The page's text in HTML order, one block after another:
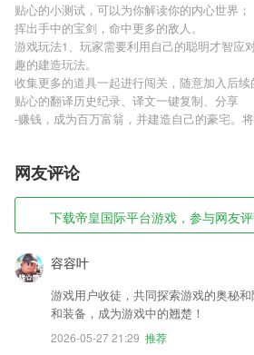
贴心的小测试，可以为你解读你的内心世界；
挥出手中的宝剑，命中更多的敌人。
游戏玩法1、玩家需要利用自己的聪明才智应
趣的建造玩法。
收集更多的道具一起进行闯关，随意加入后续
贴心的翻译历史纪录、译文一键复制、分享
-赚钱，成为百万富翁，并建造自己的豪宅。
网友评论
下载帝皇国际平台游戏，参与网友
容容叶
游戏用户收徒，共同探索游戏的奥秘
和装备，成为游戏中的翘楚！
2026-05-27 21:29 推荐